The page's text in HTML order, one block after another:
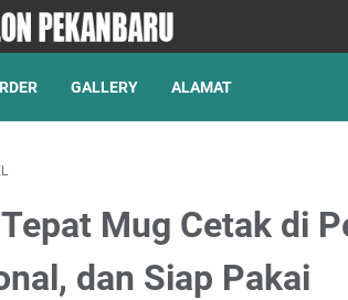
GALLERY ALAMAT
Mug Cetak di
dan Siap Pakai